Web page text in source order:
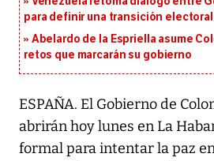
para definir una transición electoral
Abelardo de la Espriella asume
retos que marcarán su gobierno
ESPAÑA. El Gobierno de
abrirán hoy lunes en La
formal para intentar la paz